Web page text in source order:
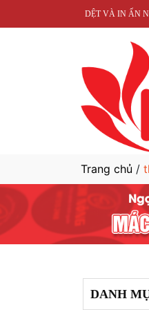
DỆT VÀ IN ẤN
Trang chủ /
DANH